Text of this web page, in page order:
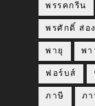
พรรคกรีน
พรศักดิ์ ส่อ
พายุ พา
ฟอร์บส์
ภาษี ภ